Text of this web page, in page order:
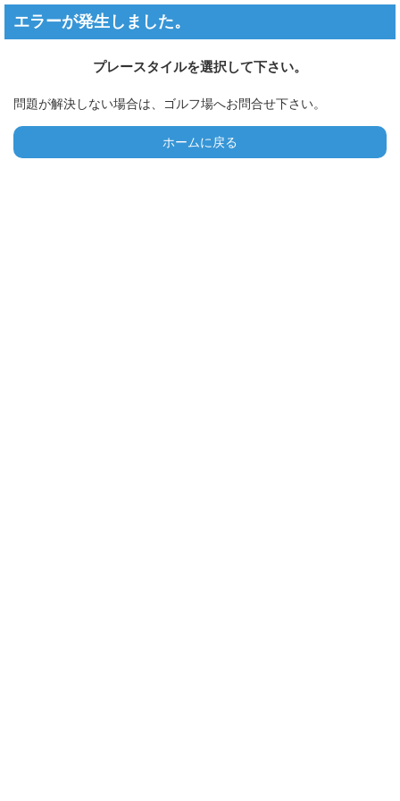
エラーが発生しました。
プレースタイルを選択して下さい。
問題が解決しない場合は、ゴルフ場へお問合せ下さい。
ホームに戻る